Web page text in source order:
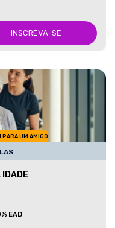
INSCREVA-SE
PARA UM AMIGO
EAD